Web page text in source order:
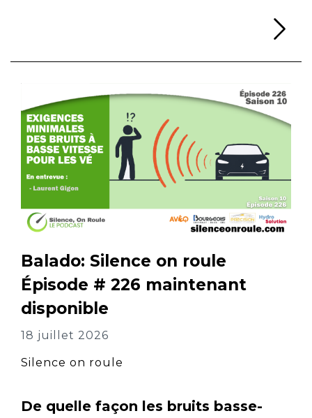
Balado: Silence on roule
Épisode # 226 maintenant
disponible
18 juillet 2026
Silence on roule
De quelle façon les bruits basse-